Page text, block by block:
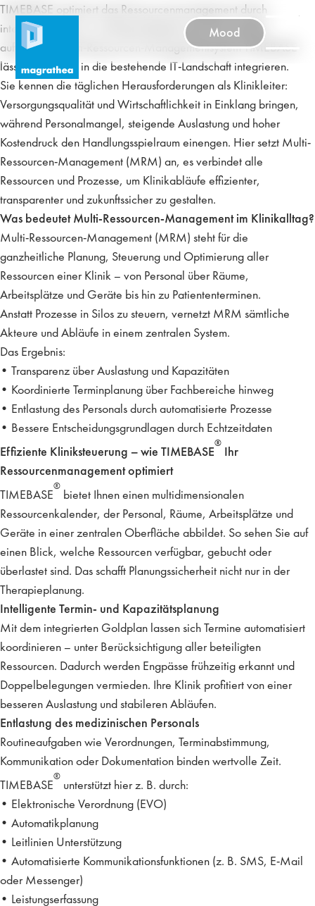
Mood
TIMEBASE optimiert das Ressourcenmanagement durch
intelligente Termin- und Kapazitätsplanung. Das modular
aufgebaute Multi-Ressourcen-Managementsystem TIMEBASE
lässt sich nahtlos in die bestehende IT-Landschaft integrieren.
Sie kennen die täglichen Herausforderungen als Klinikleiter:
Versorgungsqualität und Wirtschaftlichkeit in Einklang bringen,
während Personalmangel, steigende Auslastung und hoher
Kostendruck den Handlungsspielraum einengen. Hier setzt Multi-
Ressourcen-Management (MRM) an, es verbindet alle
Ressourcen und Prozesse, um Klinikabläufe effizienter,
transparenter und zukunftssicher zu gestalten.
Was bedeutet Multi-Ressourcen-Management im Klinikalltag?
Multi-Ressourcen-Management (MRM) steht für die
ganzheitliche Planung, Steuerung und Optimierungaller
Ressourcen einer Klinik – von Personal über Räume,
Arbeitsplätze und Geräte bis hin zu Patiententerminen.
Anstatt Prozesse in Silos zu steuern, vernetzt MRM sämtliche
Akteure und Abläufe in einem zentralen System.
Das Ergebnis:
• Transparenz über Auslastung und Kapazitäten
• Koordinierte Terminplanung über Fachbereiche hinweg
• Entlastung des Personals durch automatisierte Prozesse
• Bessere Entscheidungsgrundlagen durch Echtzeitdaten
Effiziente Kliniksteuerung – wie TIMEBASE
®
Ihr
Ressourcenmanagement optimiert
TIMEBASE
®
bietet Ihnen einen multidimensionalen
Ressourcenkalender, der Personal, Räume, Arbeitsplätze und
Geräte in einer zentralen Oberfläche abbildet. So sehen Sie auf
einen Blick, welche Ressourcen verfügbar, gebucht oder
überlastet sind. Das schafft Planungssicherheit nicht nur in der
Therapieplanung.
Intelligente Termin- und Kapazitätsplanung
Mit dem integrierten Goldplan lassen sich Termine automatisiert
koordinieren – unter Berücksichtigung aller beteiligten
Ressourcen. Dadurch werden Engpässe frühzeitig erkannt und
Doppelbelegungen vermieden. Ihre Klinik profitiert von einer
besseren Auslastung undstabileren Abläufen.
Entlastung des medizinischen Personals
Routineaufgaben wie Verordnungen, Terminabstimmung,
Kommunikation oder Dokumentation binden wertvolle Zeit.
TIMEBASE
®
unterstützt hier z. B. durch:
• Elektronische Verordnung (EVO)
• Automatikplanung
• Leitlinien Unterstützung
• Automatisierte Kommunikationsfunktionen (z. B. SMS, E-Mail
oder Messenger)
• Leistungserfassung